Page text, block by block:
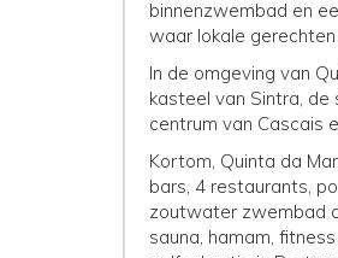
binnenzwembad en
waar lokale
In de omgeving van
kasteel van Sintra, de
centrum van Cascais
Kortom, Quinta da
bars, 4 restaurants,
zoutwater zwembad
sauna, hamam,